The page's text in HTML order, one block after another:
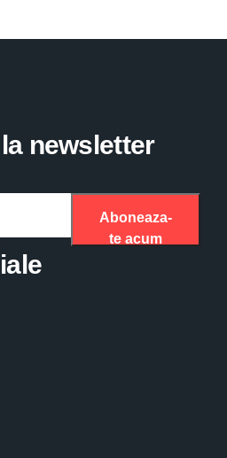
newsletter
Aboneaza-
te acum